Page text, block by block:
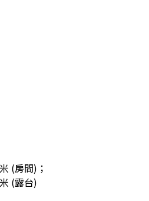
(房間)；
(露台)